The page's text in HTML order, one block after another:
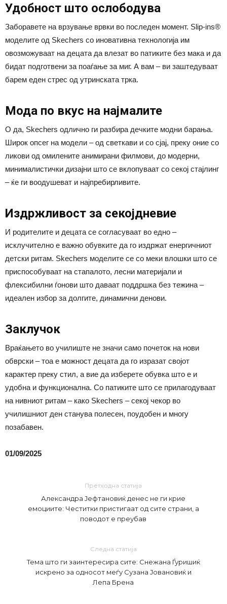
Удобност што ослободува
Заборавете на врзување врвки во последен момент. Slip-ins®
моделите од Skechers со иновативна технологија им
овозможуваат на децата да влезат во патиките без мака и да
бидат подготвени за поаѓање за миг. А вам – ви заштедуваат
барем еден стрес од утринската трка.
Мода по вкус на најмалите
О да, Skechers одлично ги разбира дечките модни барања.
Широк опсег на модели – од светкави и со сјај, преку оние со
ликови од омилените анимирани филмови, до модерни,
минималистички дизајни што се вклопуваат со секој стајлинг
– ќе ги воодушеват и најпребирливите.
Издржливост за секојдневие
И родителите и децата се согласуваат во едно –
исклучително е важно обувките да го издржат енергичниот
детски ритам. Skechers моделите се со меки влошки што се
приспособуваат на стапалото, лесни материјали и
флексибилни ѓонови што даваат поддршка без тежина –
идеален избор за долгите, динамични денови.
Заклучок
Враќањето во училиште не значи само почеток на нови
обврски – тоа е можност децата да го изразат својот
карактер преку стил, а вие да изберете обувка што е и
удобна и функционална. Со патиките што се прилагодуваат
на нивниот ритам – како Skechers – секој чекор во
училишниот ден станува полесен, поудобен и многу
позабавен.
01/09/2025
Претходна статија
Александра Јефтановиќ денес не ги крие
емоциите: Честитки пристигаат од сите страни, а
поводот е преубав
Следна статија
Тема што ги заинтересира сите: Снежана Ѓуришиќ
искрено за односот меѓу Сузана Јовановиќ и
Лепа Брена